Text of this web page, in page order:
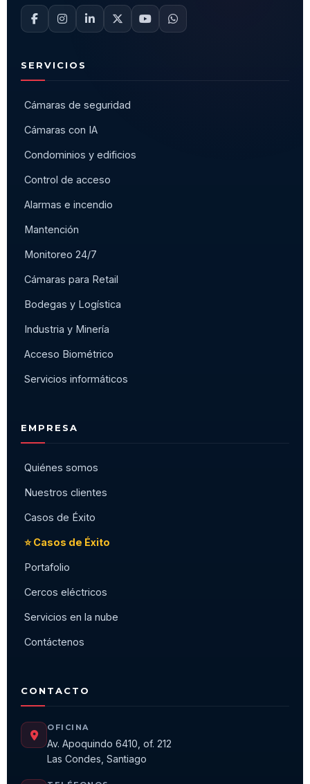
SERVICIOS
Cámaras de seguridad
Cámaras con IA
Condominios y edificios
Control de acceso
Alarmas e incendio
Mantención
Monitoreo 24/7
Cámaras para Retail
Bodegas y Logística
Industria y Minería
Acceso Biométrico
Servicios informáticos
EMPRESA
Quiénes somos
Nuestros clientes
Casos de Éxito
⭐ Casos de Éxito
Portafolio
Cercos eléctricos
Servicios en la nube
Contáctenos
CONTACTO
OFICINA
Av. Apoquindo 6410, of. 212
Las Condes, Santiago